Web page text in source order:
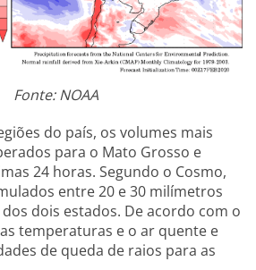
Fonte: NOAA
do país, os volumes mais
para o Mato Grosso e
24 horas. Segundo o Cosmo,
entre 20 e 30 milímetros
dois estados. De acordo com o
temperaturas e o ar quente e
de queda de raios para as